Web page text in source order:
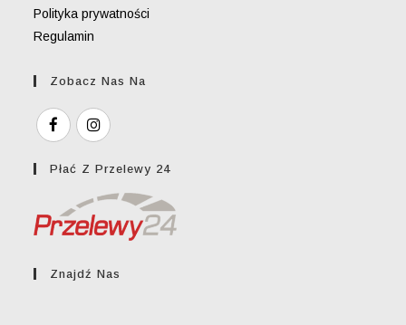
Polityka prywatności
Regulamin
Zobacz Nas Na
Płać Z Przelewy 24
Znajdź Nas